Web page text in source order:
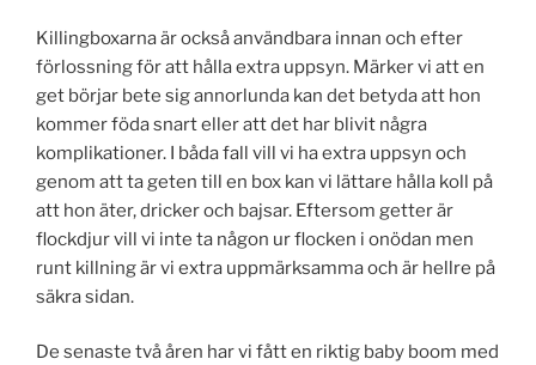
Killingboxarna är också användbara innan och efter
förlossning för att hålla extra uppsyn. Märker vi att en
get börjar bete sig annorlunda kan det betyda att hon
kommer föda snart eller att det har blivit några
komplikationer. I båda fall vill vi ha extra uppsyn och
genom att ta geten till en box kan vi lättare hålla koll på
att hon äter, dricker och bajsar. Eftersom getter är
flockdjur vill vi inte ta någon ur flocken i onödan men
runt killning är vi extra uppmärksamma och är hellre på
säkra sidan.
De senaste två åren har vi fått en riktig baby boom med